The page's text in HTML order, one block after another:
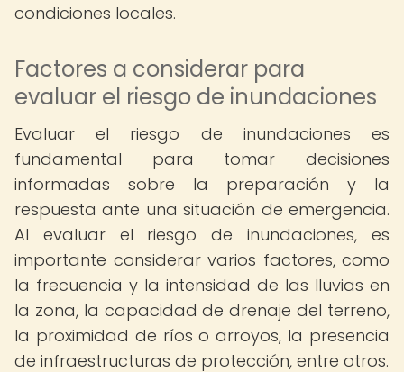
condiciones locales.
Factores a considerar para
evaluar el riesgo de inundaciones
Evaluar el riesgo de inundaciones es
fundamental para tomar decisiones
informadas sobre la preparación y la
respuesta ante una situación de emergencia.
Al evaluar el riesgo de inundaciones, es
importante considerar varios factores, como
la frecuencia y la intensidad de las lluvias en
la zona, la capacidad de drenaje del terreno,
la proximidad de ríos o arroyos, la presencia
de infraestructuras de protección, entre otros.